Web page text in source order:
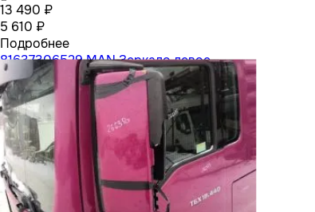
13 490 ₽
5 610 ₽
Подробнее
81637306529 MAN Зеркало левое